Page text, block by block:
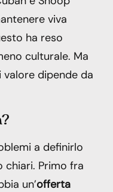
viva
ha reso
culturale. Ma
dipende da
a definirlo
Primo fra
un’offerta